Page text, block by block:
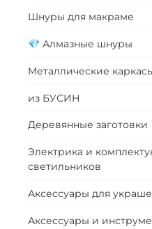
Шнуры для макраме
💎 Алмазные шнуры
Металлические
из БУСИН
Деревянные заготовки
Электрика и
светильников
Аксессуары для
Аксессуары и